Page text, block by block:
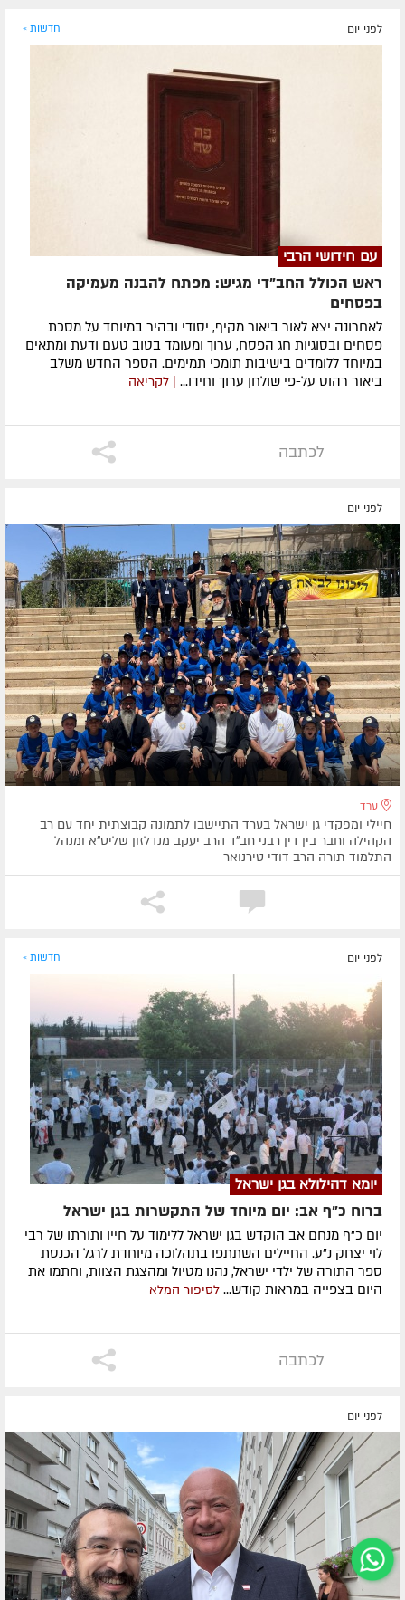
לפני יום חדשות »
עם חידושי הרבי
ראש הכולל החב"די מגיש: מפתח להבנה מעמיקה
בפסחים
לאחרונה ​יצא לאור ביאור מקיף, יסודי ובהיר במיוחד על מסכת
פסחים ובסוגיות חג הפסח, ערוך ומעומד בטוב טעם ודעת ומתאים
במיוחד ללומדים בישיבות תומכי תמימים. ​הספר החדש משלב
ביאור רהוט על-פי שולחן ערוך וחידו... | לקריאה
לכתבה
לפני יום
ערד
חיילי ומפקדי גן ישראל בערד התיישבו לתמונה קבוצתית יחד עם רב
הקהילה וחבר בין דין רבני חב"ד הרב יעקב מנדלזון שליט"א ומנהל
התלמוד תורה הרב דודי טירנואר
לפני יום חדשות »
יומא דהילולא בגן ישראל
ברוח כ"ף אב: יום מיוחד של התקשרות בגן ישראל
יום כ"ף מנחם אב הוקדש בגן ישראל ללימוד על חייו ותורתו של רבי
לוי יצחק נ"ע. החיילים השתתפו בתהלוכה מיוחדת לרגל הכנסת
ספר התורה של ילדי ישראל, נהנו מטיול ומהצגת הצוות, וחתמו את
היום בצפייה במראות קודש... לסיפור המלא
לכתבה
לפני יום